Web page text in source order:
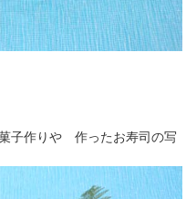
子作りや 作ったお寿司の写